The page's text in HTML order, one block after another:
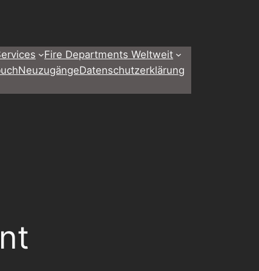
Fire Departments Weltweit
NeuzugängeDatenschutzerklärung